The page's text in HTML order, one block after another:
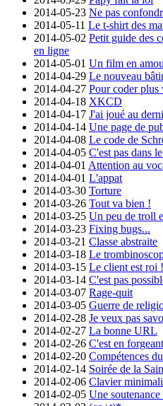
2014-05-23 Ne pas
2014-05-11 Le t-shirt des
2014-05-02 Petit guide des
en ligne
2014-05-01 Un film en
2014-04-29 Le nouveau
2014-04-27 Pour coder plus
2014-04-18 XKCD
2014-04-17 J'ai joué au
2014-04-14 Une page de
2014-04-08 Le code de
2014-04-05 C'est pas dans
2014-04-01 Attention au
2014-04-01 L'appat
2014-03-30 Torture
2014-03-26 Tout va bien !
2014-03-25 Un peu de troll
2014-03-23 Fixing bugs...
2014-03-21 Classe abstraite
2014-03-18 Le
2014-03-15 Le client est roi !
2014-03-14 C'est pas
2014-03-07 Rage-quit
2014-03-05 Guerre de
2014-02-28 Je veux pas
2014-02-27 La bonne URL
2014-02-26 C'est en
2014-02-20 Compétences
2014-02-14 Soirée de la
2014-02-06 Clavier
2014-02-05 Une soutenance